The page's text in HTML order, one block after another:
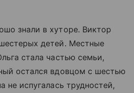
знали в хуторе. Виктор
детей. Местные
стала частью семьи,
остался вдовцом с шестью
не испугалась трудностей,